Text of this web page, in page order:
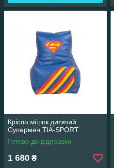
Крісло мішок дитячий
Супермен TIA-SPORT
Готово до відправки
1 680 ₴